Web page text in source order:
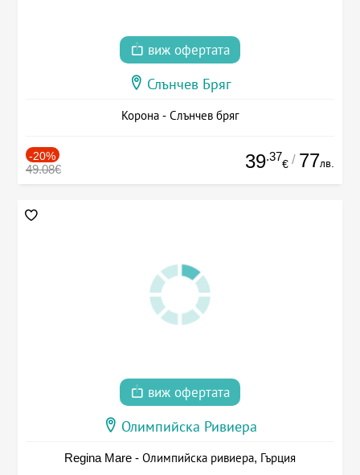
виж офертата
Слънчев Бряг
Корона - Слънчев бряг
-20%
49.08€ 39.37
€ / 77лв.
виж офертата
Олимпийска Ривиера
Regina Mare - Олимпийска ривиера, Гърция